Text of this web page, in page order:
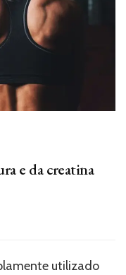
e da creatina
utilizado